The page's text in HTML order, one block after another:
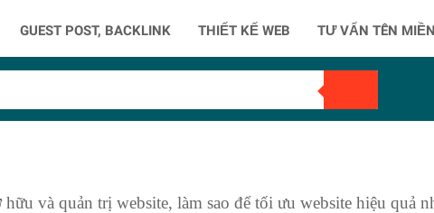
GUEST POST, BACKLINK THIẾT KẾ WEB TƯ VẤN TÊN
và quản trị website, làm sao để tối ưu website hiệu quả